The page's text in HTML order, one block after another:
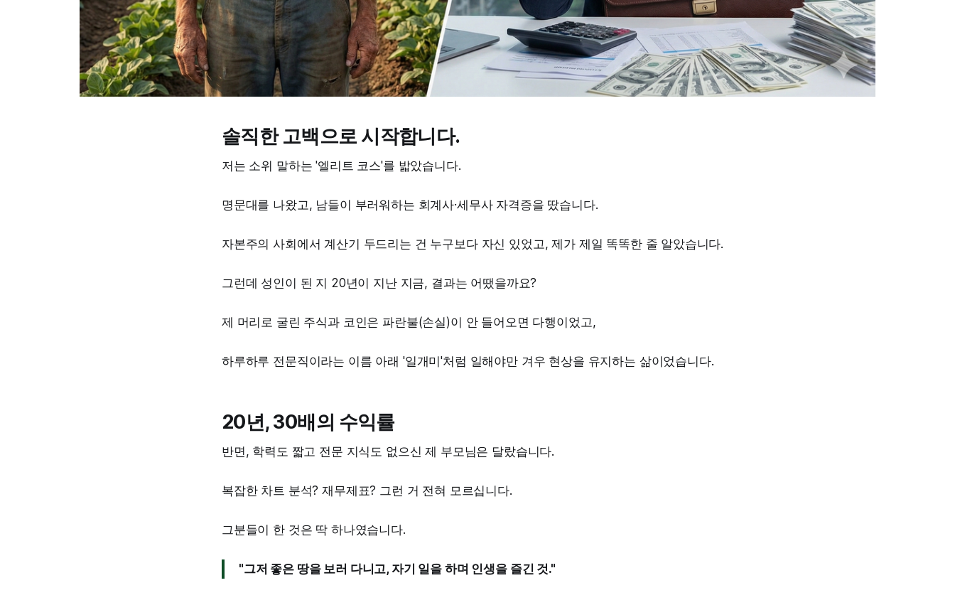
솔직한 고백으로 시작합니다.
저는 소위 말하는 '엘리트 코스'를 밟았습니다.
명문대를 나왔고, 남들이 부러워하는 회계사·세무사 자격증을 땄습니다.
자본주의 사회에서 계산기 두드리는 건 누구보다 자신 있었고, 제가 제일 똑똑한 줄 알았습니다.
그런데 성인이 된 지 20년이 지난 지금, 결과는 어땠을까요?
제 머리로 굴린 주식과 코인은 파란불(손실)이 안 들어오면 다행이었고,
하루하루 전문직이라는 이름 아래 '일개미'처럼 일해야만 겨우 현상을 유지하는 삶이었습니다.
20년, 30배의 수익률
반면, 학력도 짧고 전문 지식도 없으신 제 부모님은 달랐습니다.
복잡한 차트 분석? 재무제표? 그런 거 전혀 모르십니다.
그분들이 한 것은 딱 하나였습니다.
"그저 좋은 땅을 보러 다니고, 자기 일을 하며 인생을 즐긴 것."